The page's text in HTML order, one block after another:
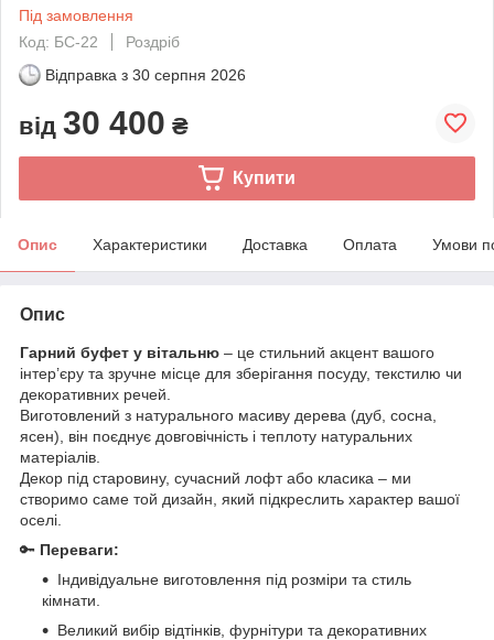
Під замовлення
Код: БС-22
Роздріб
Відправка з 30 серпня 2026
від 30 400 ₴
Купити
Опис Характеристики Доставка Оплата Умови
Опис
Гарний буфет у вітальню – це стильний акцент вашого
інтер’єру та зручне місце для зберігання посуду, текстилю чи
декоративних речей.
Виготовлений з натурального масиву дерева (дуб, сосна,
ясен), він поєднує довговічність і теплоту натуральних
матеріалів.
Декор під старовину, сучасний лофт або класика – ми
створимо саме той дизайн, який підкреслить характер вашої
оселі.
🔑 Переваги:
Індивідуальне виготовлення під розміри та стиль
кімнати.
Великий вибір відтінків, фурнітури та декоративних